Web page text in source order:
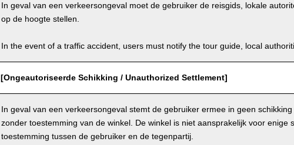
In geval van een verkeersongeval moet de gebruiker de reisgids, lokale
op de hoogte stellen.
In the event of a traffic accident, users must notify the tour guide, local
[Ongeautoriseerde Schikking / Unauthorized Settlement]
In geval van een verkeersongeval stemt de gebruiker ermee in geen
zonder toestemming van de winkel. De winkel is niet aansprakelijk voor enige
toestemming tussen de gebruiker en de tegenpartij.